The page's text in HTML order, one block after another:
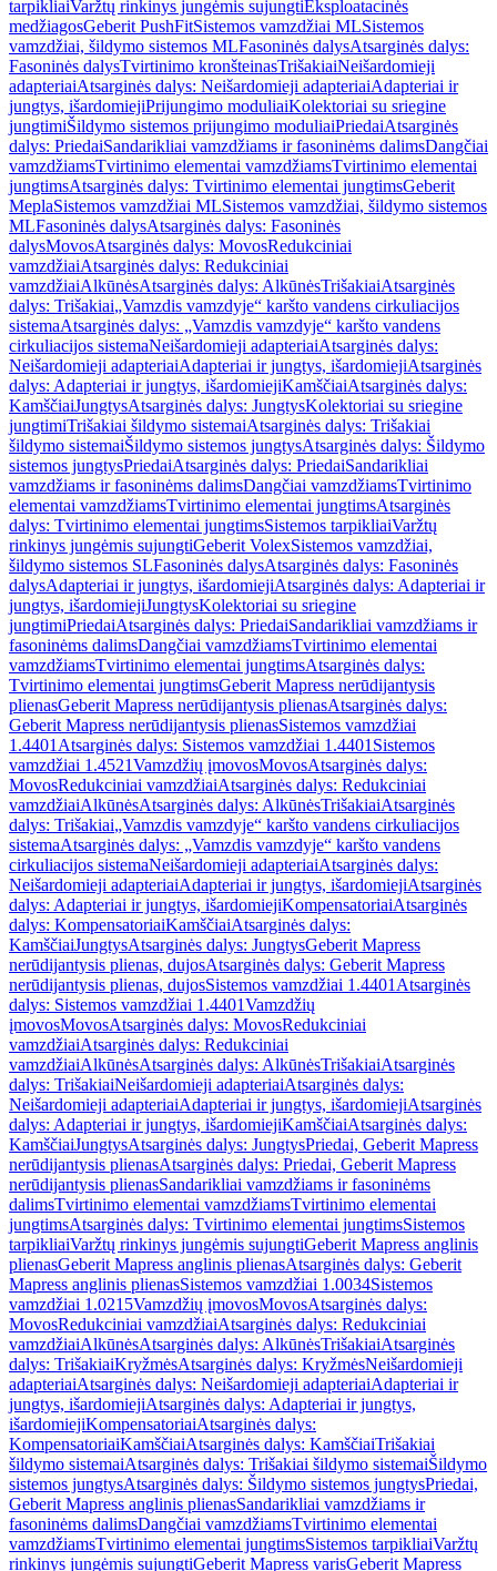
tarpikliaiVaržtų rinkinys jungėmis sujungtiEksploatacinės
medžiagosGeberit PushFitSistemos vamzdžiai MLSistemos
vamzdžiai, šildymo sistemos MLFasoninės dalysAtsarginės dalys:
Fasoninės dalysTvirtinimo kronšteinasTrišakiaiNeišardomieji
adapteriaiAtsarginės dalys: Neišardomieji adapteriaiAdapteriai ir
jungtys, išardomiejiPrijungimo moduliaiKolektoriai su sriegine
jungtimiŠildymo sistemos prijungimo moduliaiPriedaiAtsarginės
dalys: PriedaiSandarikliai vamzdžiams ir fasoninėms dalimsDangčiai
vamzdžiamsTvirtinimo elementai vamzdžiamsTvirtinimo elementai
jungtimsAtsarginės dalys: Tvirtinimo elementai jungtimsGeberit
MeplaSistemos vamzdžiai MLSistemos vamzdžiai, šildymo sistemos
MLFasoninės dalysAtsarginės dalys: Fasoninės
dalysMovosAtsarginės dalys: MovosRedukciniai
vamzdžiaiAtsarginės dalys: Redukciniai
vamzdžiaiAlkūnėsAtsarginės dalys: AlkūnėsTrišakiaiAtsarginės
dalys: Trišakiai„Vamzdis vamzdyje“ karšto vandens cirkuliacijos
sistemaAtsarginės dalys: „Vamzdis vamzdyje“ karšto vandens
cirkuliacijos sistemaNeišardomieji adapteriaiAtsarginės dalys:
Neišardomieji adapteriaiAdapteriai ir jungtys, išardomiejiAtsarginės
dalys: Adapteriai ir jungtys, išardomiejiKamščiaiAtsarginės dalys:
KamščiaiJungtysAtsarginės dalys: JungtysKolektoriai su sriegine
jungtimiTrišakiai šildymo sistemaiAtsarginės dalys: Trišakiai
šildymo sistemaiŠildymo sistemos jungtysAtsarginės dalys: Šildymo
sistemos jungtysPriedaiAtsarginės dalys: PriedaiSandarikliai
vamzdžiams ir fasoninėms dalimsDangčiai vamzdžiamsTvirtinimo
elementai vamzdžiamsTvirtinimo elementai jungtimsAtsarginės
dalys: Tvirtinimo elementai jungtimsSistemos tarpikliaiVaržtų
rinkinys jungėmis sujungtiGeberit VolexSistemos vamzdžiai,
šildymo sistemos SLFasoninės dalysAtsarginės dalys: Fasoninės
dalysAdapteriai ir jungtys, išardomiejiAtsarginės dalys: Adapteriai ir
jungtys, išardomiejiJungtysKolektoriai su sriegine
jungtimiPriedaiAtsarginės dalys: PriedaiSandarikliai vamzdžiams ir
fasoninėms dalimsDangčiai vamzdžiamsTvirtinimo elementai
vamzdžiamsTvirtinimo elementai jungtimsAtsarginės dalys:
Tvirtinimo elementai jungtimsGeberit Mapress nerūdijantysis
plienasGeberit Mapress nerūdijantysis plienasAtsarginės dalys:
Geberit Mapress nerūdijantysis plienasSistemos vamzdžiai
1.4401 Atsarginės dalys: Sistemos vamzdžiai 1.4401 Sistemos
vamzdžiai 1.4521Vamzdžių įmovosMovosAtsarginės dalys:
MovosRedukciniai vamzdžiaiAtsarginės dalys: Redukciniai
vamzdžiaiAlkūnėsAtsarginės dalys: AlkūnėsTrišakiaiAtsarginės
dalys: Trišakiai„Vamzdis vamzdyje“ karšto vandens cirkuliacijos
sistemaAtsarginės dalys: „Vamzdis vamzdyje“ karšto vandens
cirkuliacijos sistemaNeišardomieji adapteriaiAtsarginės dalys:
Neišardomieji adapteriaiAdapteriai ir jungtys, išardomiejiAtsarginės
dalys: Adapteriai ir jungtys, išardomiejiKompensatoriaiAtsarginės
dalys: KompensatoriaiKamščiaiAtsarginės dalys:
KamščiaiJungtysAtsarginės dalys: JungtysGeberit Mapress
nerūdijantysis plienas, dujosAtsarginės dalys: Geberit Mapress
nerūdijantysis plienas, dujosSistemos vamzdžiai 1.4401 Atsarginės
dalys: Sistemos vamzdžiai 1.4401Vamzdžių
įmovosMovosAtsarginės dalys: MovosRedukciniai
vamzdžiaiAtsarginės dalys: Redukciniai
vamzdžiaiAlkūnėsAtsarginės dalys: AlkūnėsTrišakiaiAtsarginės
dalys: TrišakiaiNeišardomieji adapteriaiAtsarginės dalys:
Neišardomieji adapteriaiAdapteriai ir jungtys, išardomiejiAtsarginės
dalys: Adapteriai ir jungtys, išardomiejiKamščiaiAtsarginės dalys:
KamščiaiJungtysAtsarginės dalys: JungtysPriedai, Geberit Mapress
nerūdijantysis plienasAtsarginės dalys: Priedai, Geberit Mapress
nerūdijantysis plienasSandarikliai vamzdžiams ir fasoninėms
dalimsTvirtinimo elementai vamzdžiamsTvirtinimo elementai
jungtimsAtsarginės dalys: Tvirtinimo elementai jungtimsSistemos
tarpikliaiVaržtų rinkinys jungėmis sujungtiGeberit Mapress anglinis
plienasGeberit Mapress anglinis plienasAtsarginės dalys: Geberit
Mapress anglinis plienasSistemos vamzdžiai 1.0034Sistemos
vamzdžiai 1.0215Vamzdžių įmovosMovosAtsarginės dalys:
MovosRedukciniai vamzdžiaiAtsarginės dalys: Redukciniai
vamzdžiaiAlkūnėsAtsarginės dalys: AlkūnėsTrišakiaiAtsarginės
dalys: TrišakiaiKryžmėsAtsarginės dalys: KryžmėsNeišardomieji
adapteriaiAtsarginės dalys: Neišardomieji adapteriaiAdapteriai ir
jungtys, išardomiejiAtsarginės dalys: Adapteriai ir jungtys,
išardomiejiKompensatoriaiAtsarginės dalys:
KompensatoriaiKamščiaiAtsarginės dalys: KamščiaiTrišakiai
šildymo sistemaiAtsarginės dalys: Trišakiai šildymo sistemaiŠildymo
sistemos jungtysAtsarginės dalys: Šildymo sistemos jungtysPriedai,
Geberit Mapress anglinis plienasSandarikliai vamzdžiams ir
fasoninėms dalimsDangčiai vamzdžiamsTvirtinimo elementai
vamzdžiamsTvirtinimo elementai jungtimsSistemos tarpikliaiVaržtų
rinkinys jungėmis sujungtiGeberit Mapress varisGeberit Mapress